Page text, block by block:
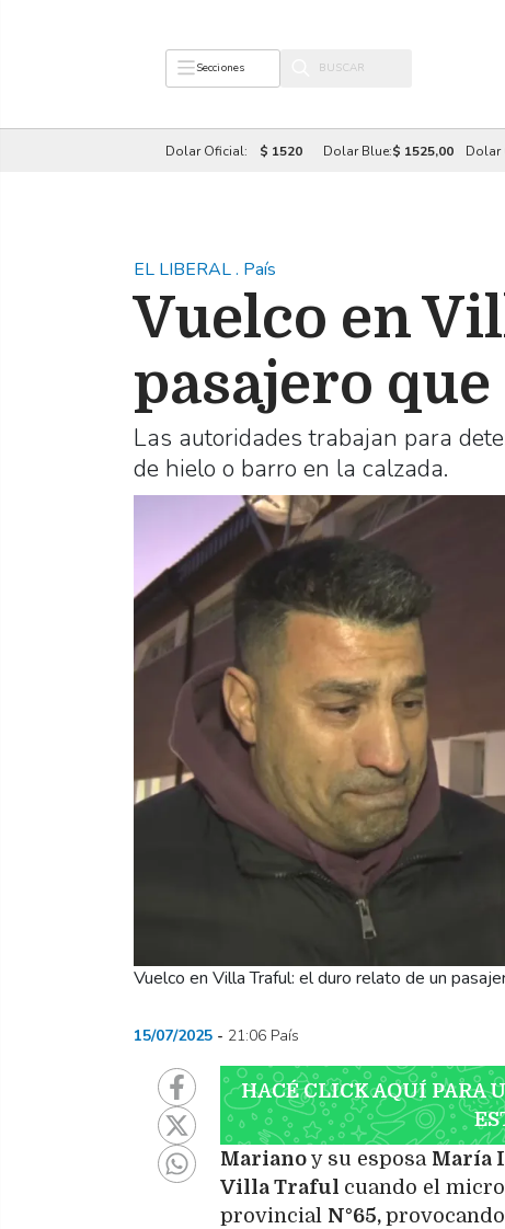
Secciones
Dolar Oficial: $ 1520 Dolar Blue:$ 1525,00 Dolar
EL LIBERAL. País
Vuelco en
pasajero
Las autoridades trabajan para
de hielo o barro en la calzada.
Vuelco en Villa Traful: el duro relato de un
15/07/2025 21:06 País
HACÉ CLICK AQUÍ PARA
Mariano y su esposa María
Villa Traful cuando el
provincial N°65,